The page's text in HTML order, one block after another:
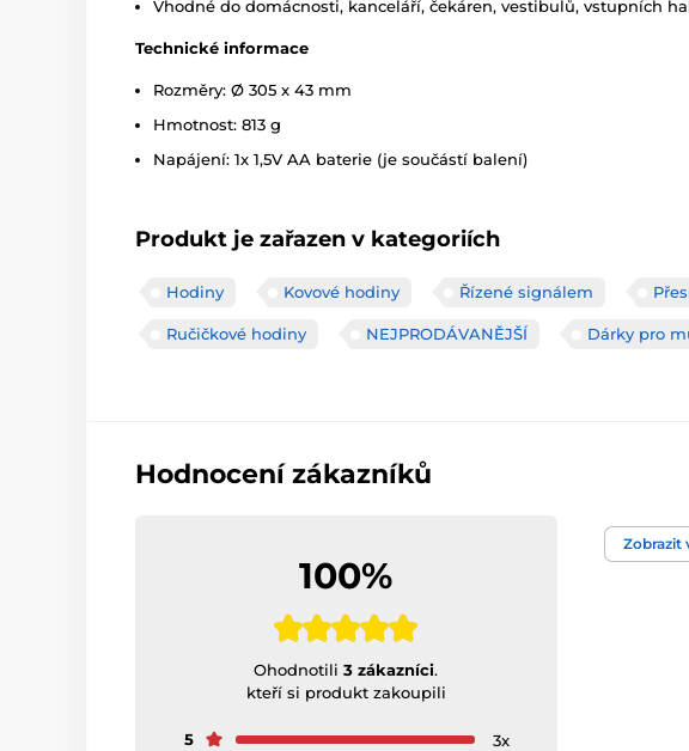
Vhodné do domácnosti, kanceláří, čekáren, vestibulů, vstupních
Technické informace
Rozměry: Ø 305 x 43 mm
Hmotnost: 813 g
Napájení: 1x 1,5V AA baterie (je součástí balení)
Produkt je zařazen v kategoriích
Hodiny Kovové hodiny Řízené signálem
Ručičkové hodiny NEJPRODÁVANĚJŠÍ Dárky pro
Hodnocení zákazníků
100%
Ohodnotili3 zákazníci.
kteří si produkt zakoupili
5
3x
Zobrazit